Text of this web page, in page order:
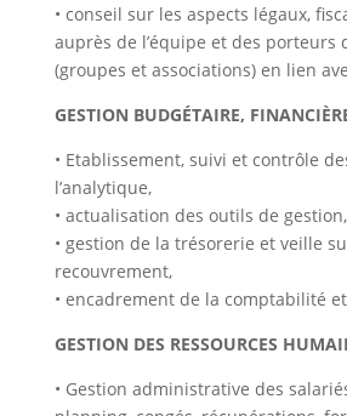
• conseil sur les aspects légaux,
auprès de l’équipe et des porteurs
(groupes et associations) en lien
GESTION BUDGÉTAIRE,
• Etablissement, suivi et contrôle
l’analytique,
• actualisation des outils de gestion,
• gestion de la trésorerie et veille
recouvrement,
• encadrement de la comptabilité
GESTION DES RESSOURCES
• Gestion administrative des